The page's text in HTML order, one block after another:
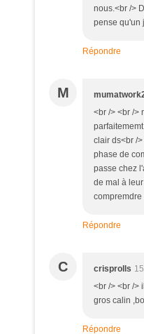
nous.<br />
pense qu'un
Répondre
M
<br /> <br />
clair ds<br /
phase de
passe chez
de mal à
compremdre
Répondre
C crisprolls
<br /> <br />
gros calin
Répondre